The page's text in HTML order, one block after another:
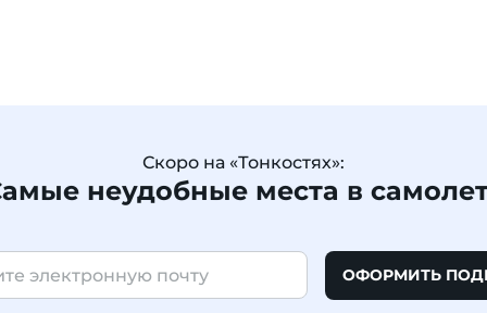
Скоро на «Тонкостях»:
неудобные места в
ОФОРМИТЬ